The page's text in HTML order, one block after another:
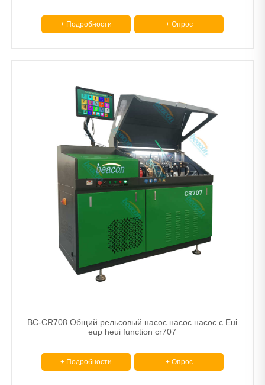
+ Подробности + Опрос
BC-CR708 Общий рельсовый насос насос насос с Eui
eup heui function cr707
+ Подробности + Опрос